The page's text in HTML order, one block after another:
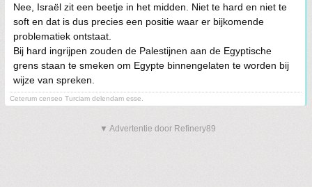
Nee, Israël zit een beetje in het midden. Niet te hard en niet te
soft en dat is dus precies een positie waar er bijkomende
problematiek ontstaat.
Bij hard ingrijpen zouden de Palestijnen aan de Egyptische
grens staan te smeken om Egypte binnengelaten te worden bij
wijze van spreken.
Ceterum censeo Turciam delendam esse.
▼ Advertentie door Refinery89